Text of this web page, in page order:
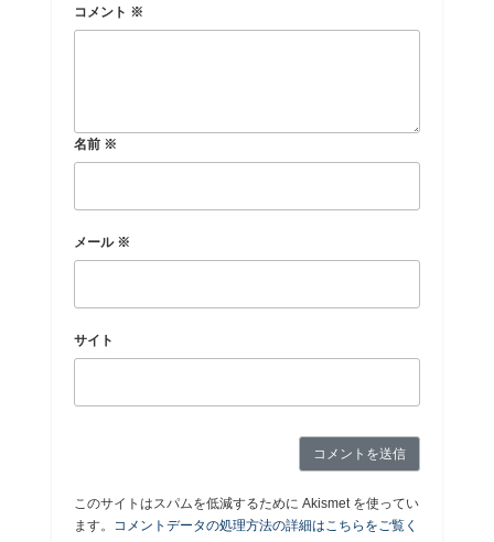
コメント ※
名前 ※
メール ※
サイト
このサイトはスパムを低減するために Akismet を使ってい
ます。
コメントデータの処理方法の詳細はこちらをご覧く